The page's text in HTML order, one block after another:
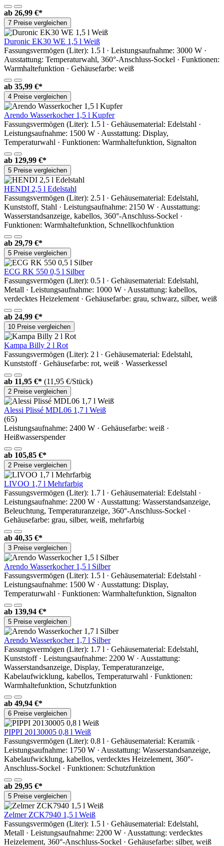
ab 26,99 €*
7 Preise vergleichen
Duronic EK30 WE 1,5 l Weiß
Fassungsvermögen (Liter): 1.5 l · Leistungsaufnahme: 3000 W ·
Ausstattung: Temperaturwahl, 360°-Anschluss-Sockel · Funktionen:
Warmhaltefunktion · Gehäusefarbe: weiß
ab 35,99 €*
4 Preise vergleichen
Arendo Wasserkocher 1,5 l Kupfer
Fassungsvermögen (Liter): 1.5 l · Gehäusematerial: Edelstahl ·
Leistungsaufnahme: 1500 W · Ausstattung: Display,
Temperaturwahl · Funktionen: Warmhaltefunktion, Signalton
ab 129,99 €*
5 Preise vergleichen
HENDI 2,5 l Edelstahl
Fassungsvermögen (Liter): 2.5 l · Gehäusematerial: Edelstahl,
Kunststoff, Stahl · Leistungsaufnahme: 2150 W · Ausstattung:
Wasserstandsanzeige, kabellos, 360°-Anschluss-Sockel ·
Funktionen: Warmhaltefunktion, Schnellkochfunktion
ab 29,79 €*
5 Preise vergleichen
ECG RK 550 0,5 l Silber
Fassungsvermögen (Liter): 0.5 l · Gehäusematerial: Edelstahl,
Metall · Leistungsaufnahme: 1000 W · Ausstattung: kabellos,
verdecktes Heizelement · Gehäusefarbe: grau, schwarz, silber, weiß
ab 24,99 €*
10 Preise vergleichen
Kampa Billy 2 l Rot
Fassungsvermögen (Liter): 2 l · Gehäusematerial: Edelstahl,
Kunststoff · Gehäusefarbe: rot, weiß · Wasserkessel
ab 11,95 €* (11,95 €/Stück)
2 Preise vergleichen
Alessi Plissé MDL06 1,7 l Weiß
(65)
Leistungsaufnahme: 2400 W · Gehäusefarbe: weiß ·
Heißwasserspender
ab 105,85 €*
2 Preise vergleichen
LIVOO 1,7 l Mehrfarbig
Fassungsvermögen (Liter): 1.7 l · Gehäusematerial: Edelstahl ·
Leistungsaufnahme: 2200 W · Ausstattung: Wasserstandsanzeige,
Beleuchtung, Temperaturanzeige, 360°-Anschluss-Sockel ·
Gehäusefarbe: grau, silber, weiß, mehrfarbig
ab 40,35 €*
3 Preise vergleichen
Arendo Wasserkocher 1,5 l Silber
Fassungsvermögen (Liter): 1.5 l · Gehäusematerial: Edelstahl ·
Leistungsaufnahme: 1500 W · Ausstattung: Display,
Temperaturwahl · Funktionen: Warmhaltefunktion, Signalton
ab 139,94 €*
5 Preise vergleichen
Arendo Wasserkocher 1,7 l Silber
Fassungsvermögen (Liter): 1.7 l · Gehäusematerial: Edelstahl,
Kunststoff · Leistungsaufnahme: 2200 W · Ausstattung:
Wasserstandsanzeige, Display, Temperaturanzeige,
Kabelaufwicklung, kabellos, Temperaturwahl · Funktionen:
Warmhaltefunktion, Schutzfunktion
ab 49,94 €*
6 Preise vergleichen
PIPPI 20130005 0,8 l Weiß
Fassungsvermögen (Liter): 0.8 l · Gehäusematerial: Keramik ·
Leistungsaufnahme: 1750 W · Ausstattung: Wasserstandsanzeige,
Kabelaufwicklung, kabellos, verdecktes Heizelement, 360°-
Anschluss-Sockel · Funktionen: Schutzfunktion
ab 29,95 €*
5 Preise vergleichen
Zelmer ZCK7940 1,5 l Weiß
Fassungsvermögen (Liter): 1.5 l · Gehäusematerial: Edelstahl,
Metall · Leistungsaufnahme: 2200 W · Ausstattung: verdecktes
Heizelement, 360°-Anschluss-Sockel · Gehäusefarbe: silber, weiß